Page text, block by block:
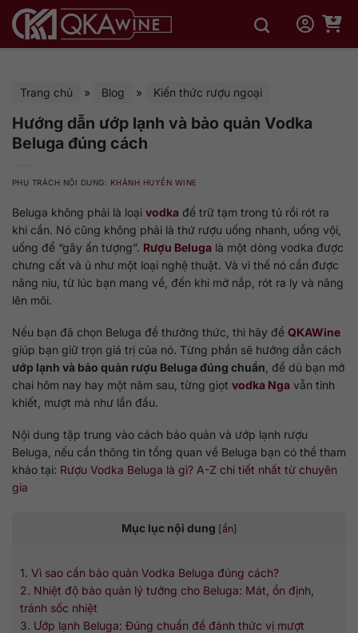
qua
Trang chủ » Blog » Kiến thức rượu ngoại
Hướng dẫn ướp lạnh và bảo quản Vodka
Beluga đúng cách
PHỤ TRÁCH NỘI DUNG: KHÁNH HUYỀN WINE
Beluga không phải là loại vodka để trữ tạm trong tủ rồi rót ra
khi cần. Nó cũng không phải là thứ rượu uống nhanh, uống vội,
uống để “gây ấn tượng”. Rượu Beluga là một dòng vodka được
chưng cất và ủ như một loại nghệ thuật. Và vì thế nó cần được
nâng niu, từ lúc bạn mang về, đến khi mở nắp, rót ra ly và nâng
lên môi.
Nếu bạn đã chọn Beluga để thưởng thức, thì hãy để QKAWine
giúp bạn giữ trọn giá trị của nó. Từng phần sẽ hướng dẫn cách
ướp lạnh và bảo quản rượu Beluga đúng chuẩn , để dù bạn mở
chai hôm nay hay một năm sau, từng giọt vodka Nga vẫn tinh
khiết, mượt mà như lần đầu.
Nội dung tập trung vào cách bảo quản và ướp lạnh rượu
Beluga, nếu cần thông tin tổng quan về Beluga bạn có thể tham
khảo tại: Rượu Vodka Beluga là gì? A-Z chi tiết nhất từ chuyên
gia
Mục lục nội dung [ẩn]
1. Vì sao cần bảo quản Vodka Beluga đúng cách?
2. Nhiệt độ bảo quản lý tưởng cho Beluga: Mát, ổn định,
tránh sốc nhiệt
3. Ướp lạnh Beluga: Đúng chuẩn để đánh thức vị mượt